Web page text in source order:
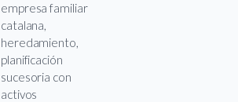
empresa familiar
catalana,
heredamiento,
planificación
sucesoria con
activos